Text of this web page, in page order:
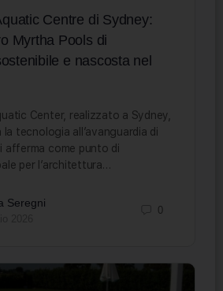
Centre di Sydney:
Myrtha Pools di
e nascosta nel
Center, realizzato a Sydney,
la tecnologia all’avanguardia di
afferma come punto di
per l’architettura…
Seregni
0